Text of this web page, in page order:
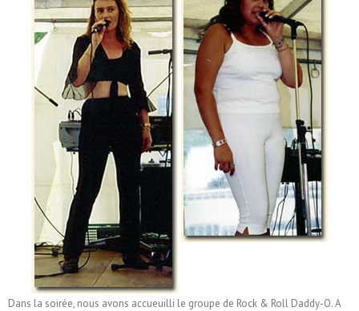
Dans la soirée, nous avons accueuilli le groupe de Rock & Roll Daddy-O. A